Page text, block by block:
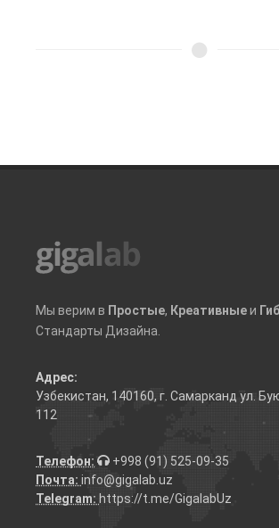
Мы верим в Простые, Креативныеи
Стандарты Дизайна.
Адрес:
Узбекистан, 140160, г. Самарканд ул.
112
Телефон:
+998 (91) 525-09-35
Почта: info@gigalab.uz
Telegram: https://t.me/GigalabUz